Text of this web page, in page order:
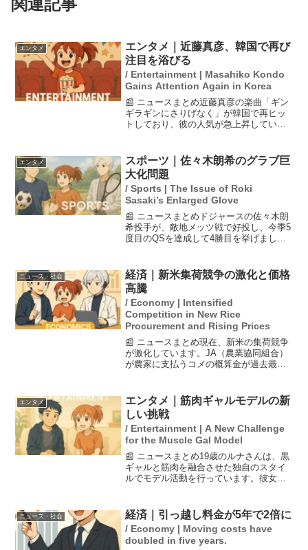
関連記事
エンタメ
エンタメ｜近藤真彦、韓国で再び
注目を浴びる
/ Entertainment | Masahiko Kondo
Gains Attention Again in Korea
📰 ニュースまとめ近藤真彦の楽曲「ギン
ギラギンにさりげなく」が韓国で再ヒッ
トしており、彼の人気が急上昇してい
られているという。韓国通の音楽関係者
によると、彼の音楽はシン...
エンタメ
スポーツ｜佐々木朗希のグラブ巨
大化問題
/ Sports | The Issue of Roki
Sasaki’s Enlarged Glove
📰 ニュースまとめドジャースの佐々木朗
希投手が、敵地メッツ戦で好投し、今季5
度目のQSを達成して4勝目を挙げまし
と答え、会場を笑わせました。彼の投球
内容と共に、メデ...
ニュース・社会
経済｜新米集荷競争の激化と価格
高騰
/ Economy | Intensified
Competition in New Rice
Procurement and Rising Prices
📰 ニュースまとめ現在、新米の集荷競争
が激化しています。JA（農業協同組合）
が農家に支払うコメの概算金が過去最高
のコメの販売価格は再び4千円を超え、消
費者の新米に対する...
エンタメ
エンタメ｜筋肉ギャルモデルの新
しい挑戦
/ Entertainment | A New Challenge
for the Muscle Gal Model
📰 ニュースまとめ19歳のルナさんは、黒
ギャルと筋肉を融合させた独自のスタイ
ルでモデル活動を行っています。彼女は
「体重なんて単なる数字」と語るルナさ
んは、筋肉を...
ニュース・社会 経済｜引っ越し料金が5年で2倍に
/ Economy | Moving costs have
doubled in five years.